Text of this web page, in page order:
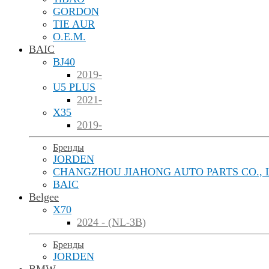
GORDON
TIE AUR
O.E.M.
BAIC
BJ40
2019-
U5 PLUS
2021-
X35
2019-
Бренды
JORDEN
CHANGZHOU JIAHONG AUTO PARTS CO.,
BAIC
Belgee
X70
2024 - (NL-3B)
Бренды
JORDEN